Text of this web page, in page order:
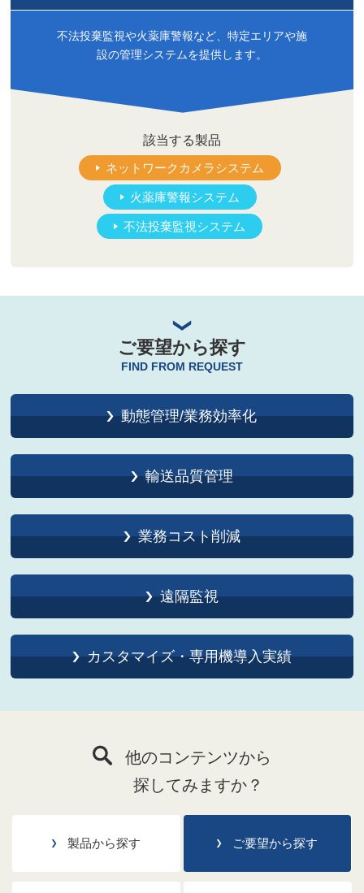
不法投棄監視や火薬庫警報など、特定エリアや施
設の管理システムを提供します。
該当する製品
ネットワークカメラシステム
火薬庫警報システム
不法投棄監視システム
ご要望から探す
FIND FROM REQUEST
動態管理/業務効率化
輸送品質管理
業務コスト削減
遠隔監視
カスタマイズ・専用機導入実績
他のコンテンツから
探してみますか？
製品から探す ご要望から探す